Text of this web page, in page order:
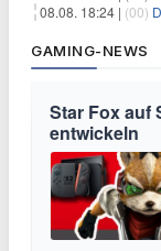
08.08. 18:24 | (00)
GAMING-NEWS
Star Fox auf
entwickeln